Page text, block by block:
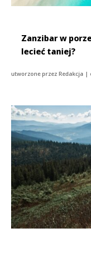
Zanzibar w
lecieć taniej?
utworzone przezRedakcja |